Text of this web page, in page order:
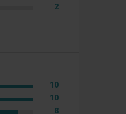
2
10
10
8